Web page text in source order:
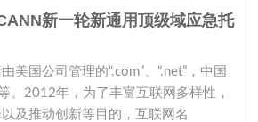
新一轮新通用顶级域应急托
美国公司管理的“.com”、“.net”，中国
等。2012年，为了丰富互联网多样性，
及推动创新等目的，互联网名